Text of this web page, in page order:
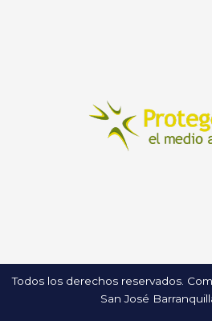
Todos los derechos reservados.
San José